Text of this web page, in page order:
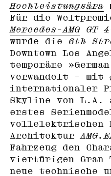
Hochleistungsära
Für die
Mercedes-AMG
GT
wurde die 6th
Downtown Los
temporäre
verwandelt – mit
internationaler
Skyline von
erstes
vollelektrischen
Architektur
Fahrzeug den
viertürigen Gran
neue technische